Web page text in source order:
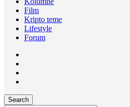
Film
Kripto teme
Lifestyle
Forum